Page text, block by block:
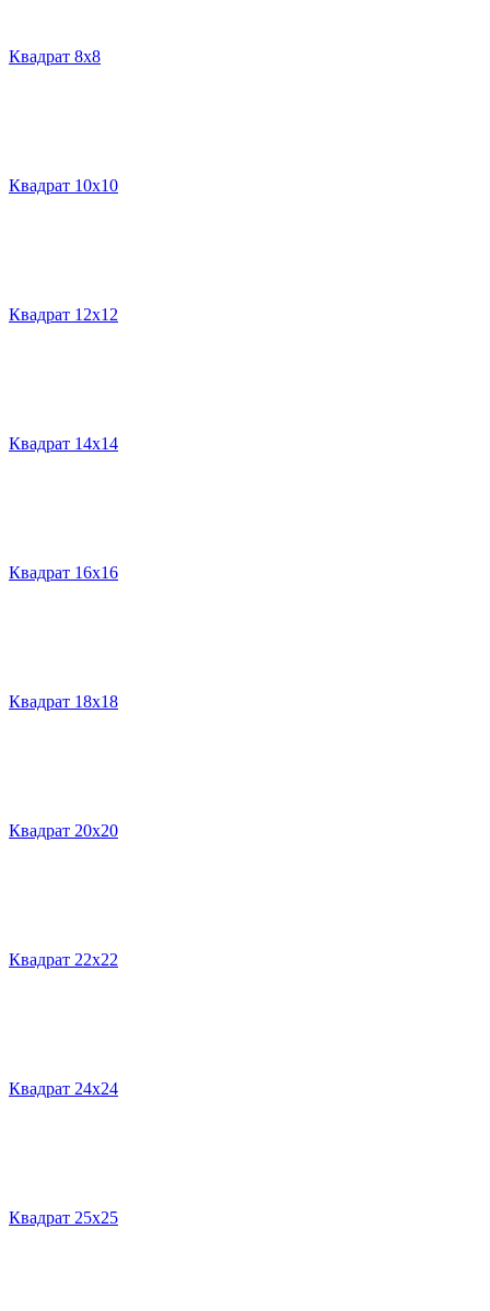
Квадрат 8х8
Квадрат 10х10
Квадрат 12х12
Квадрат 14х14
Квадрат 16х16
Квадрат 18х18
Квадрат 20х20
Квадрат 22х22
Квадрат 24х24
Квадрат 25х25